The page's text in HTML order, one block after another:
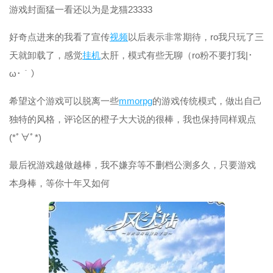
游戏封面猛一看还以为是龙猫23333
好奇点进来的我看了宣传视频以后表示非常期待，ro我只玩了三
天就卸载了，感觉挂机太肝，模式有些无聊（ro粉不要打我|･
ω･｀）
希望这个游戏可以脱离一些mmorpg的游戏传统模式，做出自己
独特的风格，评论区的橙子大大说的很棒，我也保持同样观点
(*ﾟ∀ﾟ*)
最后祝游戏越做越棒，我不嫌弃等不删档公测多久，只要游戏
本身棒，等你十年又如何